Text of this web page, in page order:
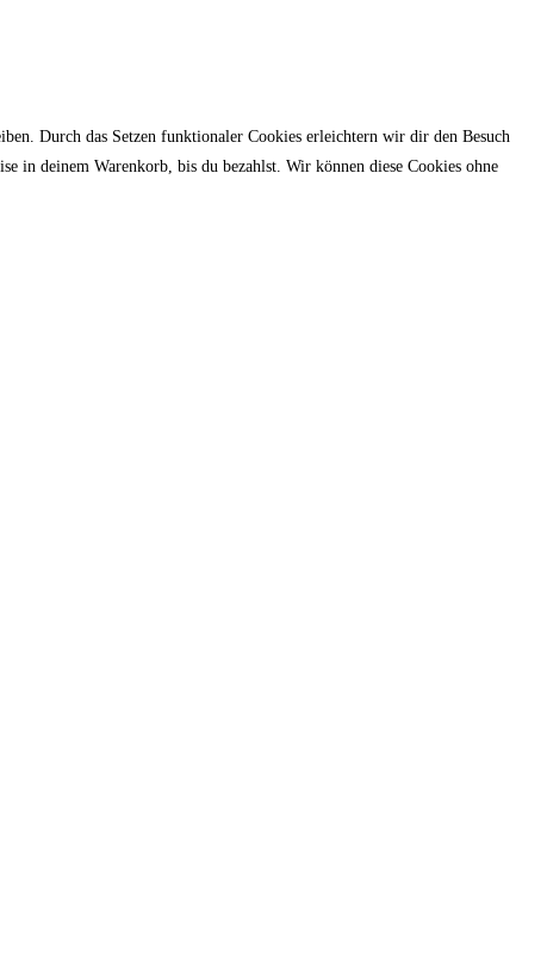
Durch das Setzen funktionaler Cookies erleichtern wir dir den Besuch
in deinem Warenkorb, bis du bezahlst. Wir können diese Cookies ohne